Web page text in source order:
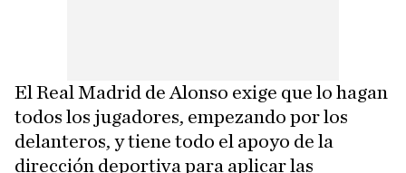
El Real Madrid de Alonso exige que lo hagan
todos los jugadores, empezando por los
delanteros, y tiene todo el apoyo de la
dirección deportiva para aplicar las